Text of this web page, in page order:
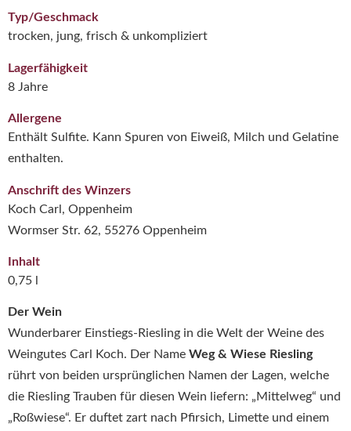
Der Wein
Wunderbarer Einstiegs-Riesling in die Welt der Weine des
Weingutes Carl Koch. Der Name Weg & Wiese Riesling
rührt von beiden ursprünglichen Namen der Lagen, welche
die Riesling Trauben für diesen Wein liefern: „Mittelweg“ und
„Roßwiese“. Er duftet zart nach Pfirsich, Limette und einem
Typ/Geschmack
trocken, jung, frisch & unkompliziert
Lagerfähigkeit
8 Jahre
Allergene
Enthält Sulfite. Kann Spuren von Eiweiß, Milch und Gelatine
enthalten.
Anschrift des Winzers
Koch Carl, Oppenheim
Wormser Str. 62, 55276 Oppenheim
Inhalt
0,75 l